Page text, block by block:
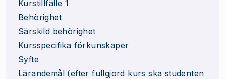
Kurstillfälle 1
Behörighet
Särskild behörighet
Kursspecifika förkunskaper
Syfte
Lärandemål (efter fullgjord kurs ska studenten